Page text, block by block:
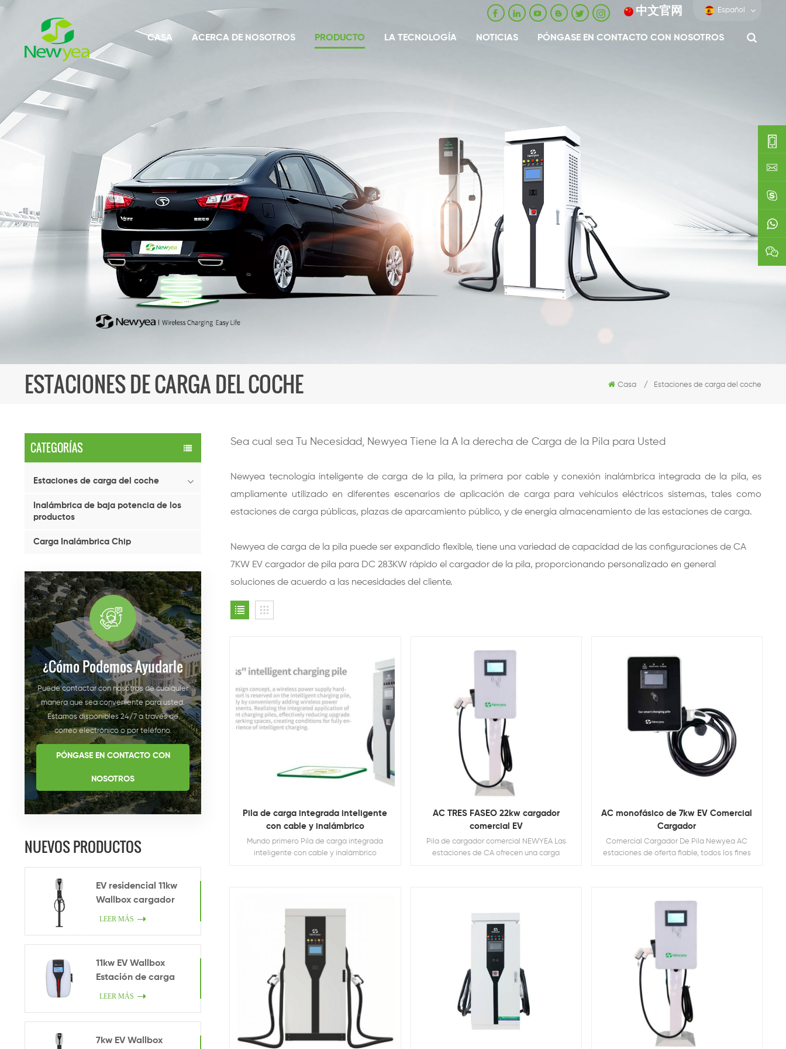
中文官网 Español
CASA ACERCA DE NOSOTROS PRODUCTO LA TECNOLOGÍA NOTICIAS PÓNGASE EN CONTACTO CON NOSOTROS
ESTACIONES DE CARGA DEL COCHE Casa / Estaciones de carga del coche
CATEGORÍAS
Estaciones de carga del coche
Inalámbrica de baja potencia de los
productos
Carga Inalámbrica Chip
¿cómo Podemos Ayudarle
Puede contactar con nosotros de cualquier
manera que sea conveniente para usted.
Estamos disponibles 24/7 a través de
correo electrónico o por teléfono.
PÓNGASE EN CONTACTO CON
NOSOTROS
NUEVOS PRODUCTOS
EV residencial 11kw
Wallbox cargador
LEER MÁS
11kw EV Wallbox
Estación de carga
LEER MÁS
7kw EV Wallbox
Sea cual sea Tu Necesidad, Newyea Tiene la A la derecha de Carga de la Pila para Usted
Newyea tecnología inteligente de carga de la pila, la primera por cable y conexión inalámbrica integrada de la pila, es
ampliamente utilizado en diferentes escenarios de aplicación de carga para vehículos eléctricos sistemas, tales como
estaciones de carga públicas, plazas de aparcamiento público, y de energía almacenamiento de las estaciones de carga.
Newyea de carga de la pila puede ser expandido flexible, tiene una variedad de capacidad de las configuraciones de CA
7KW EV cargador de pila para DC 283KW rápido el cargador de la pila, proporcionando personalizado en general
soluciones de acuerdo a las necesidades del cliente.
Pila de carga integrada inteligente
con cable y inalámbrico
Mundo primero Pila de carga integrada
inteligente con cable y inalámbrico
AC TRES FASEO 22kw cargador
comercial EV
Pila de cargador comercial NEWYEA Las
estaciones de CA ofrecen una carga
generar nuevos ingresos al tiempo que
proporciona un servicio necesario para los
conductores.
AC monofásico de 7kw EV Comercial
Cargador
Comercial Cargador De Pila Newyea AC
estaciones de oferta fiable, todos los fines
empresas y a los propietarios la oportunidad
de generar nuevos los ingresos mientras que
la prestación de un servicio necesario para
los7
0086-
0592-